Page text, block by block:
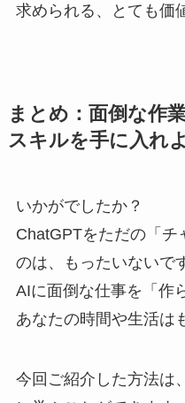
求められる、とても価
まとめ：面倒な作
スキルを手に入れ
いかがでしたか？
ChatGPTをただの「チ
のは、もったいないで
AIに面倒な仕事を「作
あなたの時間や生活は
今回ご紹介した方法は